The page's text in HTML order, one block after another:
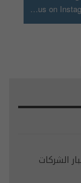
Join us on Instagram
الشركات